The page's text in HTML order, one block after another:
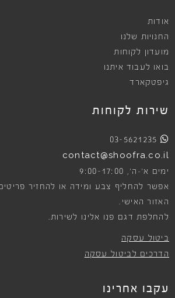
אודות
החנויות שלנו
מועדון לקוחות
בואו לעבוד איתנו
גיפטקארד
שירות לקוחות
03-5621235
contact@shoofra.co.il
ימים א׳-ה׳, 9:00-17:00
אפשר להחליף צבע ומידה או להחזיר
האזור האישי.
להחלפת דגם פנו אלינו לשירות.
ביטול עסקה
הדרכים לביטול עסקה
עקבו אחרינו